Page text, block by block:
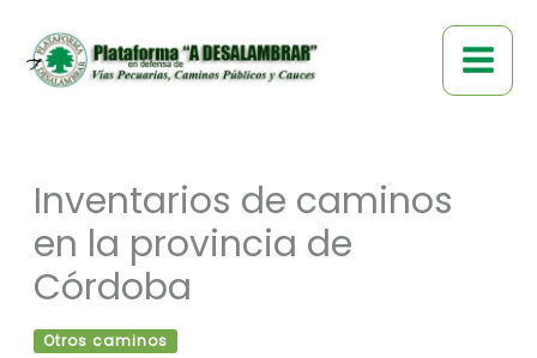
contenido
Inventarios de caminos
en la provincia de
Córdoba
Otros caminos